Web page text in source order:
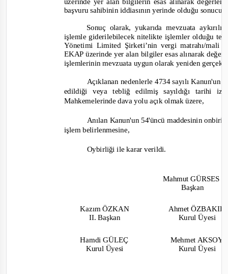
başvuru sahibinin iddiasının yerinde olduğu
Sonuç olarak, yukarıda mevzuata
işlemle giderilebilecek nitelikte işlemler olduğu
Yönetimi Limited Şirketi’nin vergi matrahı/mali
EKAPüzerinde yer alan bilgiler esas alınarak
işlemlerinin mevzuata uygun olarak yeniden
Açıklanan nedenlerle 4734 sayılı
edildiği veya tebliğ edilmiş sayıldığı tarihi
Mahkemelerinde dava yolu açık olmak üzere,
Anılan Kanun'un 54'üncü maddesinin
işlem belirlenmesine,
Oybirliğiile karar verildi.
Mahmut GÜRSES
Başkan
Kazım ÖZKAN
II. Başkan
Ahmet
Kurul Üyesi
Hamdi GÜLEÇ
Mehmet AKSOY
Kurul Üyesi Kurul Üyesi